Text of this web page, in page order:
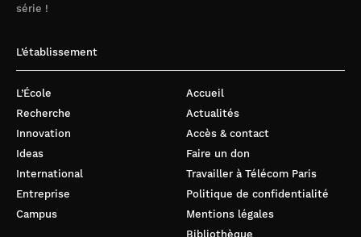
série !
L’établissement
L’École
Recherche
Innovation
Ideas
International
Entreprise
Campus
Accueil
Actualités
Accès & contact
Faire un don
Travailler à Télécom Paris
Politique de confidentialité
Mentions légales
Bibliothèque